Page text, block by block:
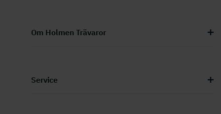
Om Holmen Trävaror
Service